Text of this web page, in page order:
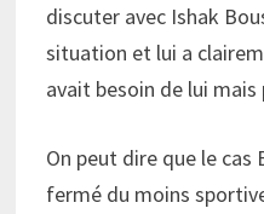
discuter avec Ishak
situation et lui a
avait besoin de lui mais
On peut dire que le
fermé du moins